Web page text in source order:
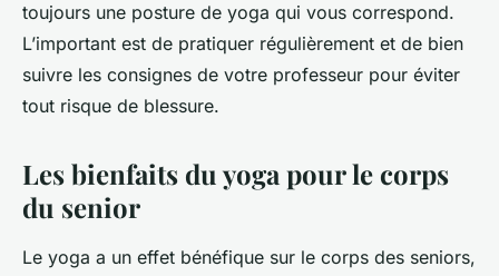
toujours une posture de yoga qui vous correspond.
L’important est de pratiquer régulièrement et de bien
suivre les consignes de votre professeur pour éviter
tout risque de blessure.
Les bienfaits du yoga pour le corps
du senior
Le yoga a un effet bénéfique sur le corps des seniors,